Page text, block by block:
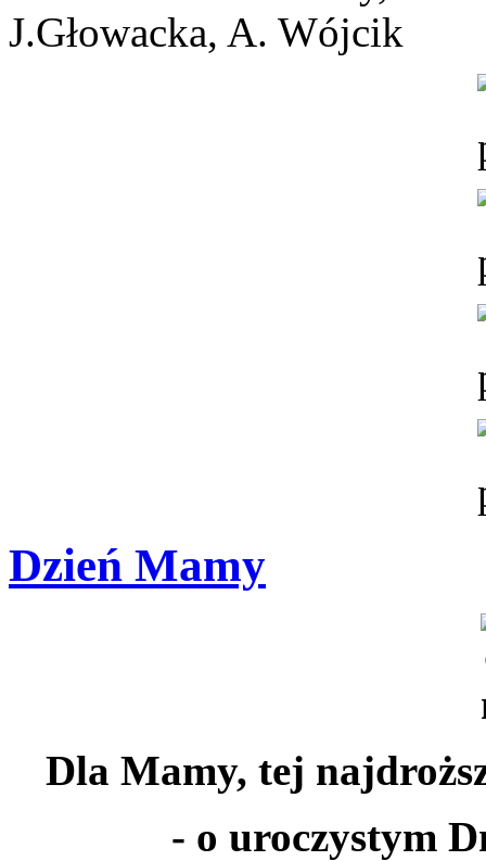
J.Głowacka, A. Wójcik
Dzień Mamy
Dla Mamy, tej
- o uroczystym